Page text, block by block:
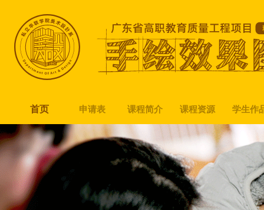
首页 申请表 课程简介 课程资源 学生作